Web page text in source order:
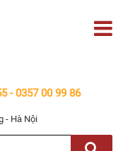
- 0357 00 99 86
- Hà Nội